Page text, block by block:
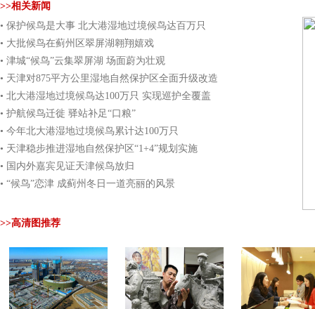
>>相关新闻
• 保护候鸟是大事 北大港湿地过境候鸟达百万只
• 大批候鸟在蓟州区翠屏湖翱翔嬉戏
• 津城“候鸟”云集翠屏湖 场面蔚为壮观
• 天津对875平方公里湿地自然保护区全面升级改造
• 北大港湿地过境候鸟达100万只 实现巡护全覆盖
• 护航候鸟迁徙 驿站补足“口粮”
• 今年北大港湿地过境候鸟累计达100万只
• 天津稳步推进湿地自然保护区“1+4”规划实施
• 国内外嘉宾见证天津候鸟放归
• “候鸟”恋津 成蓟州冬日一道亮丽的风景
>>高清图推荐